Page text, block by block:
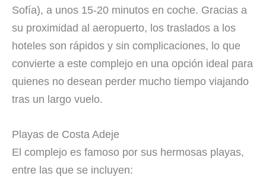
Sofía), a unos 15-20 minutos en coche. Gracias a
su proximidad al aeropuerto, los traslados a los
hoteles son rápidos y sin complicaciones, lo que
convierte a este complejo en una opción ideal para
quienes no desean perder mucho tiempo viajando
tras un largo vuelo.
Playas de Costa Adeje
El complejo es famoso por sus hermosas playas,
entre las que se incluyen: